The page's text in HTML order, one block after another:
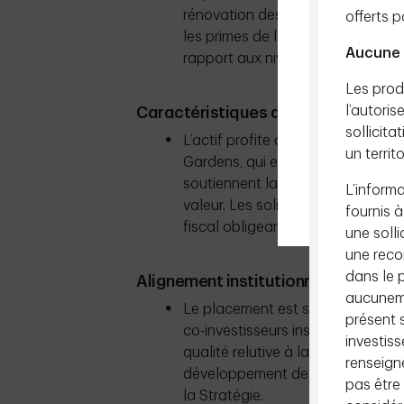
rénovation des unités et à
les primes de loyer, mais les
rapport aux niveaux de revenu
Caractéristiques défensives de
L’actif profite de son
Gardens, qui est restreint sur le
soutiennent la croissance des
valeur. Les solides facteurs
fiscal obligeant de la Floride
Alignement institutionnel et
Le placement est soutenu par
co-investisseurs institutionnels
qualité relutive à la
développement de la plateforme
la Stratégie.
offerts
Les
un
fournis
une
une
dans le
présent
pas être